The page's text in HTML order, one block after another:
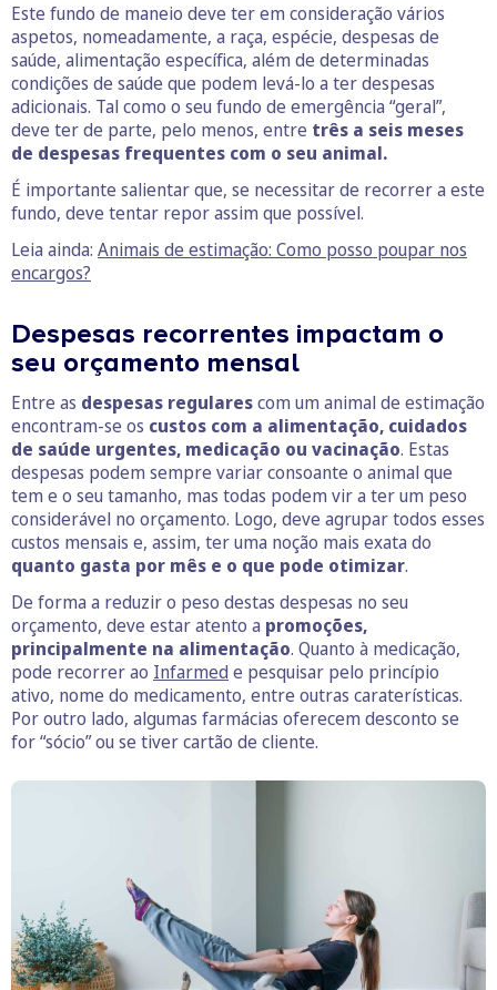
Este fundo de maneio deve ter em consideração vários
aspetos, nomeadamente, a raça, espécie, despesas de
saúde, alimentação específica, além de determinadas
condições de saúde que podem levá-lo a ter despesas
adicionais. Tal como o seu fundo de emergência “geral”,
deve ter de parte, pelo menos, entre três a seis meses
de despesas frequentes com o seu animal.
É importante salientar que, se necessitar de recorrer a este
fundo, deve tentar repor assim que possível.
Leia ainda: Animais de estimação: Como posso poupar nos
encargos?
Despesas recorrentes impactam o
seu orçamento mensal
Entre as despesas regularescom um animal de estimação
encontram-se os custos com a alimentação, cuidados
de saúde urgentes, medicação ou vacinação. Estas
despesas podem sempre variar consoante o animal que
tem e o seu tamanho, mas todas podem vir a ter um peso
considerável no orçamento. Logo, deve agrupar todos esses
custos mensais e, assim, ter uma noção mais exata do
quanto gasta por mês e o que pode otimizar.
De forma a reduzir o peso destas despesas no seu
orçamento, deve estar atento a promoções,
principalmente na alimentação. Quanto à medicação,
pode recorrer ao Infarmed e pesquisar pelo princípio
ativo, nome do medicamento, entre outras caraterísticas.
Por outro lado, algumas farmácias oferecem desconto se
for “sócio” ou se tiver cartão de cliente.